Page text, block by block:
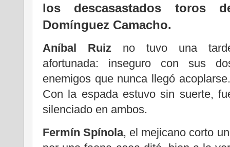
los descasastados toros
Domínguez Camacho.
Aníbal Ruiz no tuvo una
afortunada: inseguro con sus
enemigos que nunca llegó
Con la espada estuvo sin suerte,
silenciado en ambos.
Fermín Spínola, el mejicano corto